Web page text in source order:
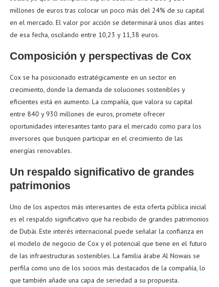
millones de euros tras colocar un poco más del 24% de su capital
en el mercado. El valor por acción se determinará unos días antes
de esa fecha, oscilando entre 10,23 y 11,38 euros.
Composición y perspectivas de Cox
Cox se ha posicionado estratégicamente en un sector en
crecimiento, donde la demanda de soluciones sostenibles y
eficientes está en aumento. La compañía, que valora su capital
entre 840 y 930 millones de euros, promete ofrecer
oportunidades interesantes tanto para el mercado como para los
inversores que busquen participar en el crecimiento de las
energías renovables.
Un respaldo significativo de grandes
patrimonios
Uno de los aspectos más interesantes de esta oferta pública inicial
es el respaldo significativo que ha recibido de grandes patrimonios
de Dubái. Este interés internacional puede señalar la confianza en
el modelo de negocio de Cox y el potencial que tiene en el futuro
de las infraestructuras sostenibles. La familia árabe Al Nowais se
perfila como uno de los socios más destacados de la compañía, lo
que también añade una capa de seriedad a su propuesta.